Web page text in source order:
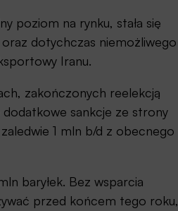
poziom na rynku, stała się
dotychczas niemożliwego
Iranu.
zakończonych reelekcją
sankcje ze strony
1 mln b/d z obecnego
baryłek. Bez wsparcia
przed końcem tego roku,